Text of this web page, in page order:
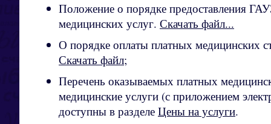
Положение о порядке предоставления
медицинских услуг. Скачать файл...
О порядке оплаты платных медицинских
Скачать файл;
Перечень оказываемых платных
медицинские услуги (с приложением
доступны в разделе Цены на услуги.